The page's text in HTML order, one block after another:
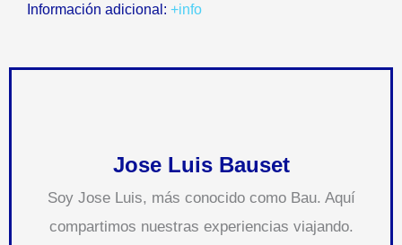
Información adicional: +info
Jose Luis Bauset
Soy Jose Luis, más conocido como Bau. Aquí
compartimos nuestras experiencias viajando.